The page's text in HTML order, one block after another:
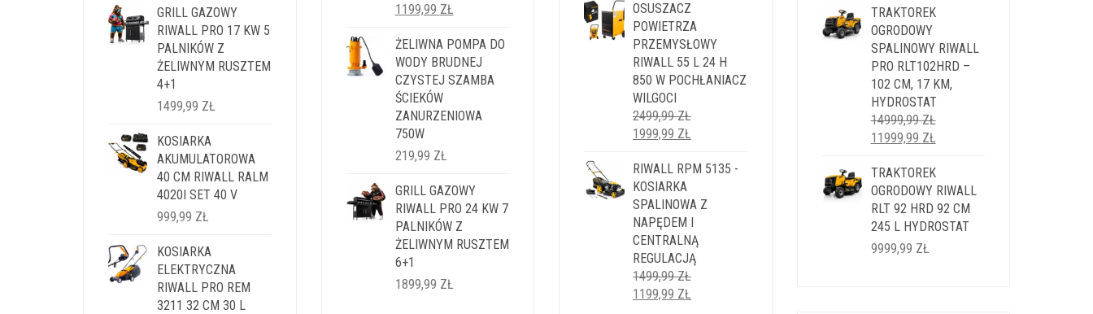
GRILL GAZOWY
RIWALL PRO 17 KW 5
PALNIKÓW Z
ŻELIWNYM RUSZTEM
4+1
1499,99 ZŁ
KOSIARKA
AKUMULATOROWA
40 CM RIWALL RALM
4020I SET 40 V
999,99 ZŁ
KOSIARKA
ELEKTRYCZNA
RIWALL PRO REM
3211 32 CM 30 L
PIERWOTNA
WYNOSIŁA:
1499,99 ZŁ.
1199,99 ZŁAKTUALNA
WYNOSI:
1199,99 ZŁ.
ŻELIWNA POMPA DO
WODY BRUDNEJ
CZYSTEJ SZAMBA
ŚCIEKÓW
ZANURZENIOWA
750W
219,99 ZŁ
GRILL GAZOWY
RIWALL PRO 24 KW 7
PALNIKÓW Z
ŻELIWNYM RUSZTEM
6+1
1899,99 ZŁ
WYNOSIŁA:
5999,99 ZŁ.4999,99 ZŁ.
OSUSZACZ
POWIETRZA
PRZEMYSŁOWY
RIWALL 55 L 24 H
850 W POCHŁANIACZ
WILGOCI
2499,99ZŁ
PIERWOTNA
WYNOSIŁA:
2499,99 ZŁ.
1999,99 ZŁ
WYNOSI:
RIWALL RPM 5135 -
KOSIARKA
SPALINOWA Z
NAPĘDEM I
CENTRALNĄ
REGULACJĄ
1499,99ZŁ
PIERWOTNA
1199,99 ZŁ
TRAKTOREK
OGRODOWY
SPALINOWY RIWALL
PRO RLT102HRD –
102 CM, 17 KM,
HYDROSTAT
14999,99ZŁ
PIERWOTNA
WYNOSIŁA:
14999,99 ZŁ.
11999,99 ZŁAKTUALNA
WYNOSI:
11999,99 ZŁ.
TRAKTOREK
OGRODOWY RIWALL
RLT 92 HRD 92 CM
245 L HYDROSTAT
9999,99 ZŁ